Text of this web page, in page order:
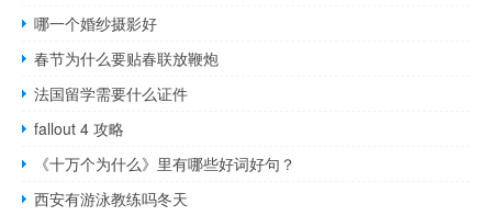
哪一个婚纱摄影好
春节为什么要贴春联放鞭炮
法国留学需要什么证件
fallout 4 攻略
《十万个为什么》里有哪些好词好句？
西安有游泳教练吗冬天